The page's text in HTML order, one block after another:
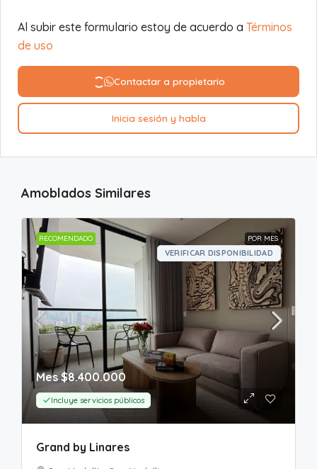
Al subir este formulario estoy de acuerdo a Términos
de uso
Contactar a propietario
Inicia sesión y habla
Amoblados Similares
RECOMENDADO POR MES
VERIFICAR DISPONIBILIDAD
Mes $8.400.000
Incluye servicios públicos
Grand by Linares